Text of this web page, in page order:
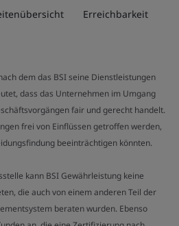
Erreichbarkeit
dem das BSI seine Dienstleistungen
dass das Unternehmen im Umgang
fair und gerecht handelt.
frei von Einflüssen getroffen werden,
beeinträchtigen könnten.
kann BSI Gewährleistung keine
die auch von einem anderen Teil der
beraten wurden. Ebenso